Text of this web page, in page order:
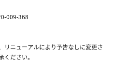
009-368
ニューアルにより予告なしに変更さ
ださい。